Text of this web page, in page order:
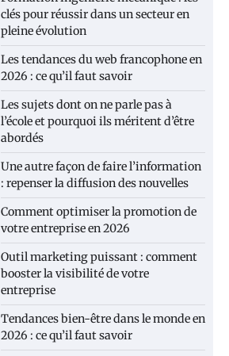
clés pour réussir dans un secteur en
pleine évolution
Les tendances du web francophone en
2026 : ce qu’il faut savoir
Les sujets dont on ne parle pas à
l’école et pourquoi ils méritent d’être
abordés
Une autre façon de faire l’information
: repenser la diffusion des nouvelles
Comment optimiser la promotion de
votre entreprise en 2026
Outil marketing puissant : comment
booster la visibilité de votre
entreprise
Tendances bien-être dans le monde en
2026 : ce qu’il faut savoir